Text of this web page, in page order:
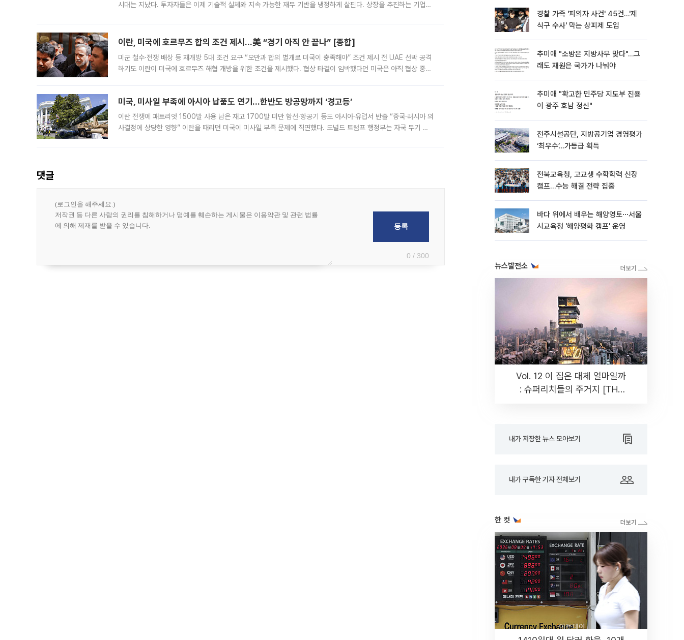
시대는 지났다. 투자자들은 이제 기술적 실체와 지속 가능한 재무 기반을 냉정하게 살핀다. 상장을 추진하는 기업들
이란, 미국에 호르무즈 합의 조건 제시…美 “경기 아직 안 끝나” [종합]
미군 철수·전쟁 배상 등 재개방 5대 조건 요구 “오만과 합의 별개로 미국이 충족해야” 조건 제시 전 UAE 선박 공격
하기도 이란이 미국에 호르무즈 해협 개방을 위한 조건을 제시했다. 협상 타결이 임박했다던 미국은 아직 협상 중이
미국, 미사일 부족에 아시아 납품도 연기…한반도 방공망까지 ‘경고등’
이란 전쟁에 패트리엇 1500발 사용 남은 재고 1700발 미만 함선·항공기 등도 아시아·유럽서 반출 “중국·러시아 의
사결정에 상당한 영향” 이란을 때리던 미국이 미사일 부족 문제에 직면했다. 도널드 트럼프 행정부는 자국 무기 공
댓글
0 / 300
경찰 가족 '피의자 사건' 45건…'제
식구 수사' 막는 상피제 도입
추미애 "소방은 지방사무 맞다"…그
래도 재원은 국가가 나눠야
추미애 "확고한 민주당 지도부 진용
이 광주 호남 정신"
전주시설공단, 지방공기업 경영평가
‘최우수’…가등급 획득
전북교육청, 고교생 수학학력 신장
캠프…수능 해결 전략 집중
바다 위에서 배우는 해양영토⋯서울
시교육청 '해양평화 캠프' 운영
뉴스발전소
Vol. 12 이 집은 대체 얼마일까
: 슈퍼리치들의 주거지 [THE
내가 저장한 뉴스 모아보기
내가 구독한 기자 전체보기
한 컷